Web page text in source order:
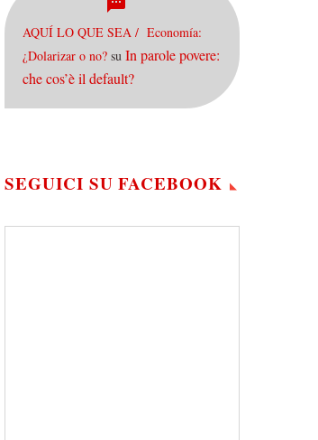
AQUÍ LO QUE SEA / Economía:
¿Dolarizar o no? su In parole povere:
che cos’è il default?
SEGUICI SU FACEBOOK